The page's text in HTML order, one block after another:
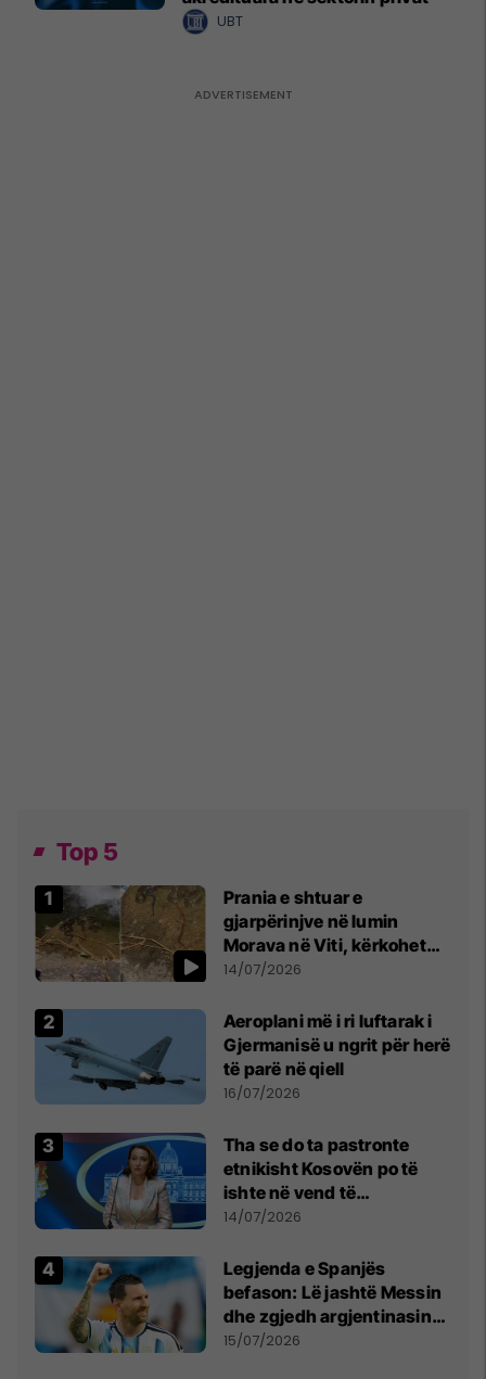
UBT
Top 5
Prania e shtuar e
gjarpërinjve në lumin
Morava në Viti, kërkohet
kujdes nga qytetarët
14/07/2026
Aeroplani më i ri luftarak i
Gjermanisë u ngrit për herë
të parë në qiell
16/07/2026
Tha se do ta pastronte
etnikisht Kosovën po të
ishte në vend të
Millosheviqit, Lëvizja e
kërkon shkarkimin e
menjëhershëm të
Snezhana Paunoviq
14/07/2026
Legjenda e Spanjës
befason: Lë jashtë Messin
dhe zgjedh argjentinasin
më të mirë në botë
15/07/2026